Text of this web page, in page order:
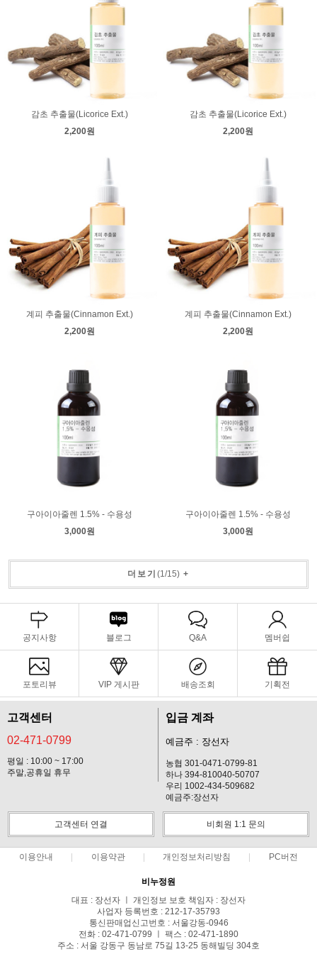
감초 추출물(Licorice Ext.)
2,200원
감초 추출물(Licorice Ext.)
2,200원
계피 추출물(Cinnamon Ext.)
2,200원
계피 추출물(Cinnamon Ext.)
2,200원
구아이아줄렌 1.5% - 수용성
3,000원
구아이아줄렌 1.5% - 수용성
3,000원
더보기 (1 /15) +
공지사항 블로그 Q&A 멤버쉽
포토리뷰 VIP 게시판 배송조회 기획전
고객센터
02-471-0799
평일 : 10:00 ~ 17:00
주말,공휴일 휴무
입금 계좌
예금주 : 장선자
농협 301-0471-0799-81
하나 394-810040-50707
우리 1002-434-509682
예금주:장선자
고객센터 연결 비회원 1:1 문의
이용안내 이용약관 개인정보처리방침 PC버전
비누정원
대표 : 장선자 ㅣ 개인정보 보호 책임자 : 장선자
사업자 등록번호 : 212-17-35793
통신판매업신고번호 : 서울강동-0946
전화 : 02-471-0799 ㅣ 팩스 : 02-471-1890
주소 : 서울 강동구 동남로 75길 13-25 동해빌딩 304호